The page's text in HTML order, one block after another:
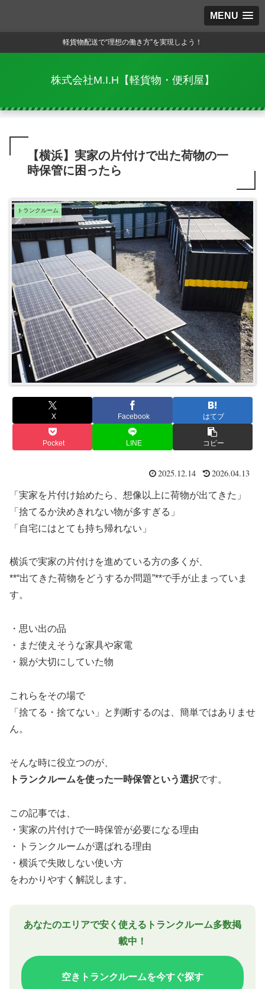
MENU
軽貨物配送で“理想の働き方”を実現しよう！
株式会社M.I.H【軽貨物・便利屋】
【横浜】実家の片付けで出た荷物の一
時保管に困ったら
トランクルーム
X Facebook はてブ
Pocket LINE コピー
2025.12.14 2026.04.13
「実家を片付け始めたら、想像以上に荷物が出てきた」
「捨てるか決めきれない物が多すぎる」
「自宅にはとても持ち帰れない」
横浜で実家の片付けを進めている方の多くが、
**“出てきた荷物をどうするか問題”**で手が止まっていま
す。
・思い出の品
・まだ使えそうな家具や家電
・親が大切にしていた物
これらをその場で
「捨てる・捨てない」と判断するのは、簡単ではありませ
ん。
そんな時に役立つのが、
トランクルームを使った一時保管という選択です。
この記事では、
・実家の片付けで一時保管が必要になる理由
・トランクルームが選ばれる理由
・横浜で失敗しない使い方
をわかりやすく解説します。
あなたのエリアで安く使えるトランクルーム多数掲
載中！
空きトランクルームを今すぐ探す